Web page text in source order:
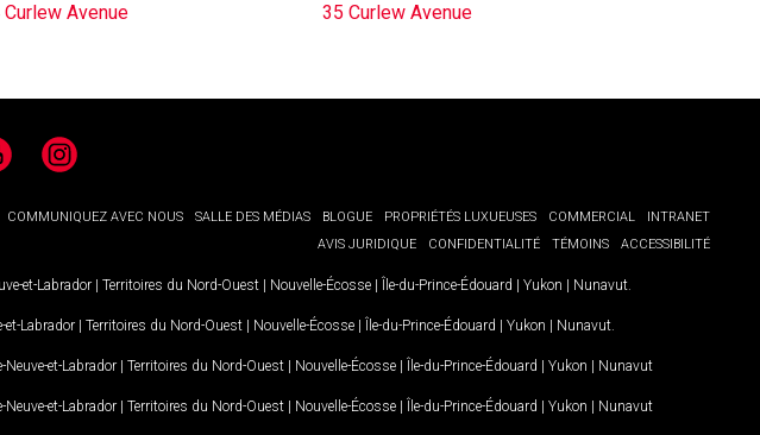
Curlew Avenue 35 Curlew Avenue
Instagram
COMMUNIQUEZ AVEC NOUS SALLE DES MÉDIAS BLOGUE PROPRIÉTÉS LUXUEUSES COMMERCIAL
INTRANET
AVIS JURIDIQUE
CONFIDENTIALITÉ TÉMOINS ACCESSIBILITÉ
et-Labrador | Territoires du Nord-Ouest | Nouvelle-Écosse | Île-du-Prince-Édouard | Yukon | Nunavut
et-Labrador | Territoires du Nord-Ouest | Nouvelle-Écosse | Île-du-Prince-Édouard | Yukon | Nunavut
Neuve-et-Labrador | Territoires du Nord-Ouest | Nouvelle-Écosse | Île-du-Prince-Édouard | Yukon | Nunavut
Neuve-et-Labrador | Territoires du Nord-Ouest | Nouvelle-Écosse | Île-du-Prince-Édouard | Yukon | Nunavut